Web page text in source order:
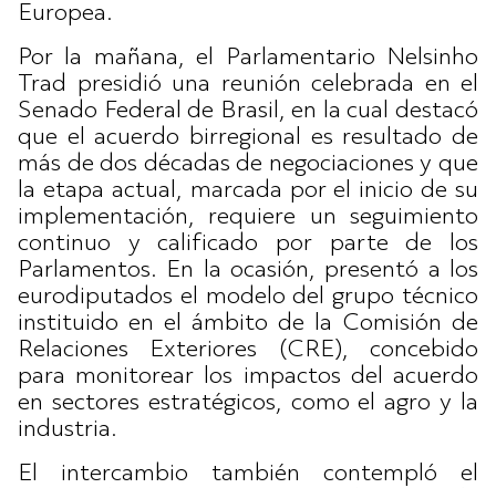
Europea.
Por la mañana, el Parlamentario Nelsinho
Trad presidió una reunión celebrada en el
Senado Federal de Brasil, en la cual destacó
que el acuerdo birregional es resultado de
más de dos décadas de negociaciones y que
la etapa actual, marcada por el inicio de su
implementación, requiere un seguimiento
continuo y calificado por parte de los
Parlamentos. En la ocasión, presentó a los
eurodiputados el modelo del grupo técnico
instituido en el ámbito de la Comisión de
Relaciones Exteriores (CRE), concebido
para monitorear los impactos del acuerdo
en sectores estratégicos, como el agro y la
industria.
El intercambio también contempló el